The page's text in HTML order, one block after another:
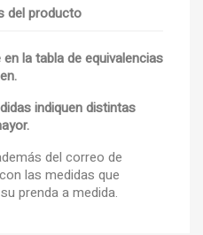
del producto
la tabla de equivalencias
indiquen distintas
del correo de
las medidas que
prenda a medida.